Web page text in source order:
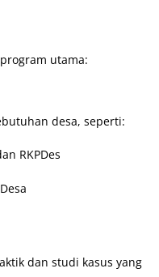
utama:
desa, seperti:
RKPDes
dan studi kasus yang